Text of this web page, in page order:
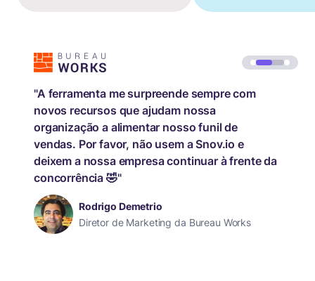
"A ferramenta me surpreende sempre com
novos recursos que ajudam nossa
organização a alimentar nosso funil de
vendas. Por favor, não usem a Snov.io e
deixem a nossa empresa continuar à frente da
concorrência 🤣"
Rodrigo Demetrio
Diretor de Marketing da Bureau Works